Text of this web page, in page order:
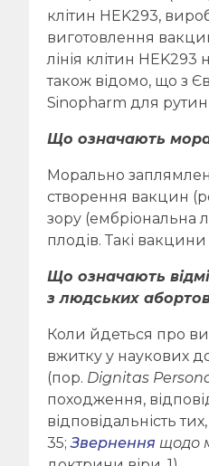
клітин HEK293,
виготовлення
лінія клітин
також відомо, що з
Sinopharm для
Що означають
Морально заплямлені
створення вакцин
зору (ембріональна
плодів. Такі
Що означають
з людських
Коли йдеться про
вжитку у наукових
(пор. Dignitas
походження,
відповідальність
35;Звернення щодо